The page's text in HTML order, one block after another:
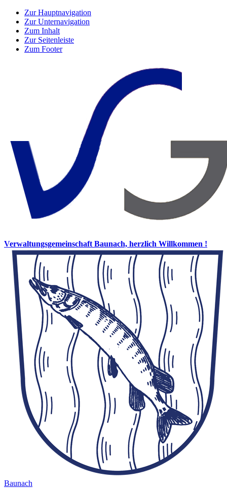
Zur Hauptnavigation
Zur Unternavigation
Zum Inhalt
Zur Seitenleiste
Zum Footer
Verwaltungsgemeinschaft Baunach, herzlich Willkommen !
Baunach